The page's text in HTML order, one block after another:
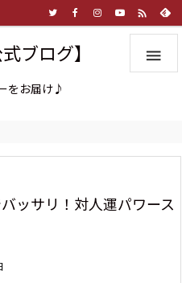


ブログ】
をお届け♪
ッサリ！対人運パワース